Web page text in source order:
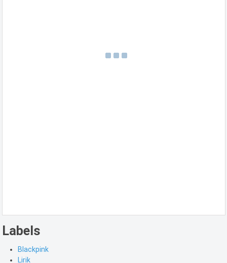
Labels
Blackpink
Lirik